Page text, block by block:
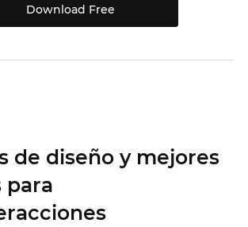
Download Free
de diseño y mejores
para